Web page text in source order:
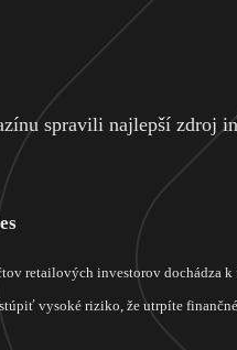
spravili najlepší zdroj
retailových investorov dochádza
vysoké riziko, že utrpíte finančné